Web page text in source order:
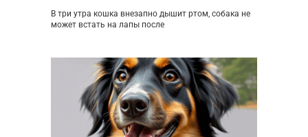
В три утра кошка внезапно дышит ртом, собака не
может встать на лапы после